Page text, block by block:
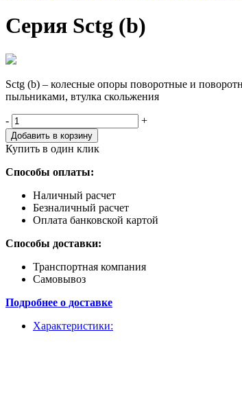
Серия Sctg (b)
Sctg (b) – колесные опоры поворотные и
пыльниками, втулка скольжения
Количество,
шт
- +
Добавить в корзину
Купить в один клик
Способы оплаты:
Наличный расчет
Безналичный расчет
Оплата банковской картой
Способы доставки:
Транспортная компания
Самовывоз
Подробнее о доставке
Характеристики: